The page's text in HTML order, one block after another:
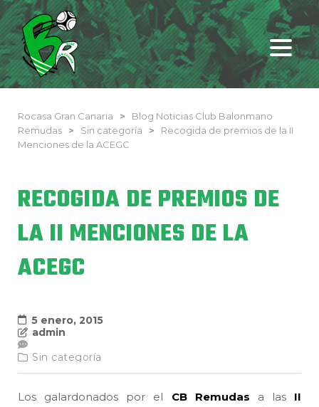
Rocasa Gran Canaria >
Blog Noticias Club Balonmano
Remudas
> Sin categoría >
Recogida de premios de la II
Menciones de la ACEGC
RECOGIDA DE PREMIOS DE
LA II MENCIONES DE LA
ACEGC
5 enero, 2015
admin
Sin categoría
Los galardonados por el CB Remudas a las II